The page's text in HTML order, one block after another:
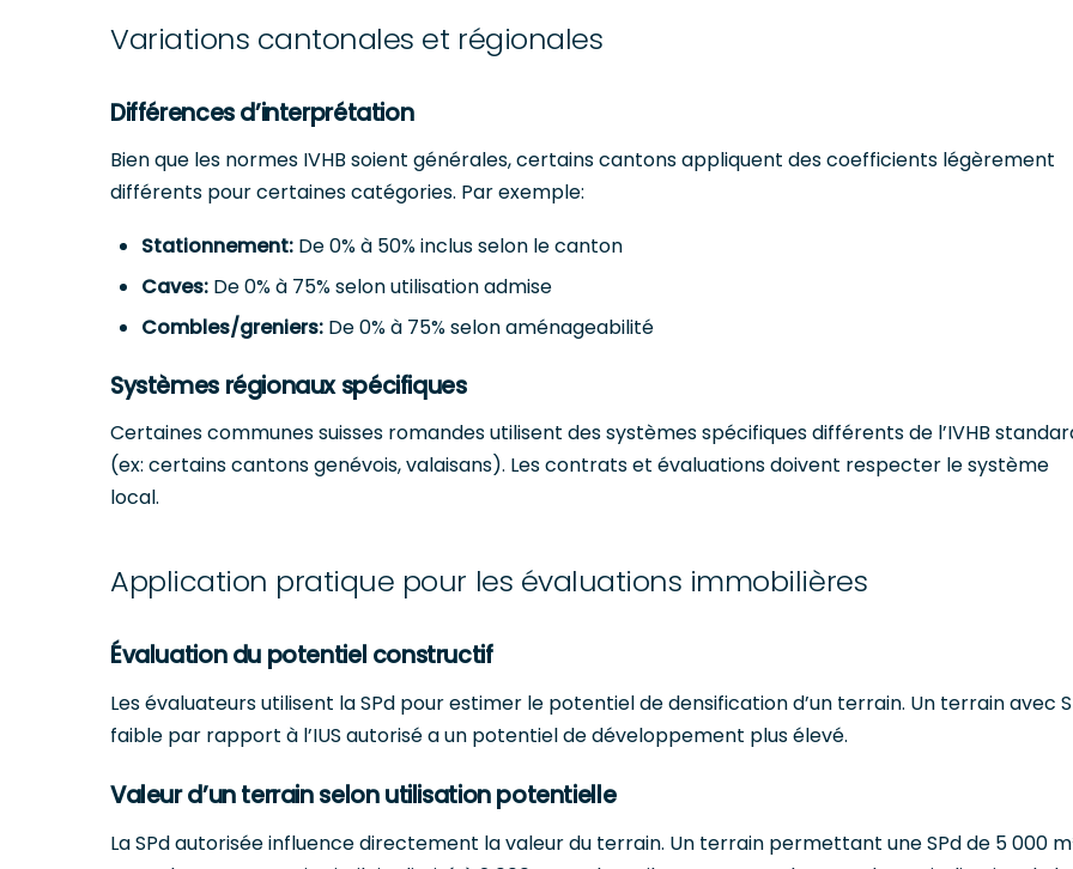
Variations cantonales et régionales
Différences d’interprétation
Bien que les normes IVHB soient générales, certains cantons appliquent des coefficients légèrement
différents pour certaines catégories. Par exemple:
Stationnement:De 0% à 50% inclus selon le canton
Caves:De 0% à 75% selon utilisation admise
Combles/greniers:De 0% à 75% selon aménageabilité
Systèmes régionaux spécifiques
Certaines communes suisses romandes utilisent des systèmes spécifiques différents de l’IVHB
(ex: certains cantons genévois, valaisans). Les contrats et évaluations doivent respecter le système
local.
Application pratique pour les évaluations immobilières
Évaluation du potentiel constructif
Les évaluateurs utilisent la SPd pour estimer le potentiel de densification d’un terrain. Un terrain avec
faible par rapport à l’IUS autorisé a un potentiel de développement plus élevé.
Valeur d’un terrain selon utilisation potentielle
La SPd autorisée influence directement la valeur du terrain. Un terrain permettant une SPd de 5 000